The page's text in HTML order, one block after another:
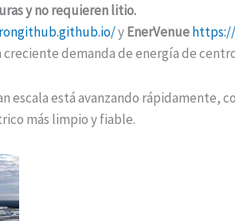
y no requieren litio.
yEnerVenue
demanda de energía de
escala está avanzando rápidamente,
más limpio y fiable.